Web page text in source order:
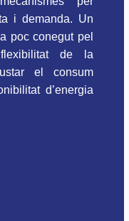
i demanda. Un
poc conegut pel
de la
el consum
d’energia